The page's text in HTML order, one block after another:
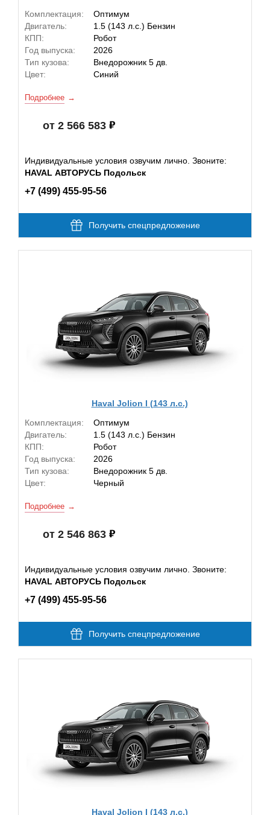
Комплектация:
Оптимум
Двигатель:
1.5 (143 л.с.) Бензин
КПП:
Робот
Год выпуска:
2026
Тип кузова:
Внедорожник 5 дв.
Цвет:
Синий
Подробнее
от 2 566 583
Индивидуальные условия озвучим лично. Звоните:
HAVAL АВТОРУСЬ Подольск
+7 (499) 455-95-56
Получить спецпредложение
Haval Jolion I (143 л.с.)
Комплектация:
Оптимум
Двигатель:
1.5 (143 л.с.) Бензин
КПП:
Робот
Год выпуска:
2026
Тип кузова:
Внедорожник 5 дв.
Цвет:
Черный
Подробнее
от 2 546 863
Индивидуальные условия озвучим лично. Звоните:
HAVAL АВТОРУСЬ Подольск
+7 (499) 455-95-56
Получить спецпредложение
Haval Jolion I (143 л.с.)